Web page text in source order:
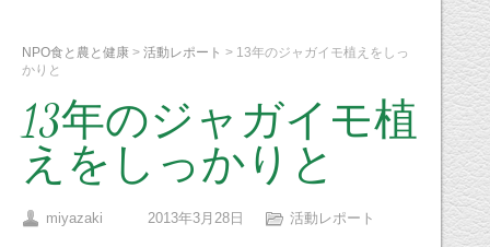
NPO食と農と健康 >活動レポート > 13年のジャガイモ植えをしっ
かりと
13年のジャガイモ植
えをしっかりと
miyazaki 2013年3月28日 活動レポート